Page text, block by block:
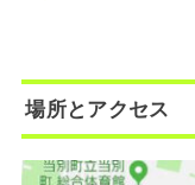
場所とアクセス